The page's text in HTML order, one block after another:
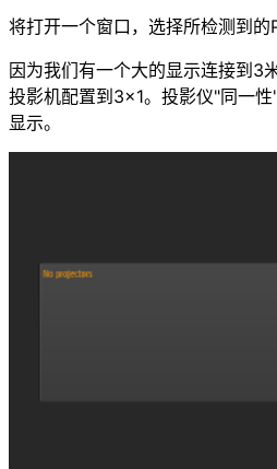
将打开一个窗口，选择所检测到的
因为我们有一个大的显示连接到3
投影机配置到3×1。投影仪"同一
显示。